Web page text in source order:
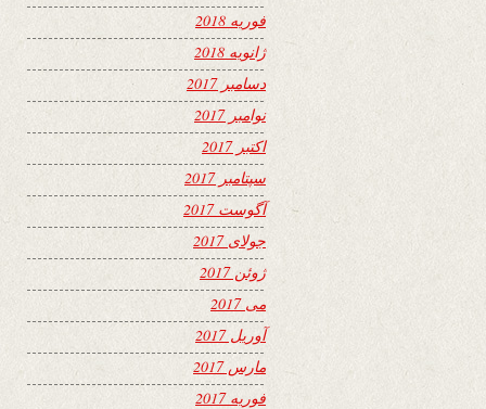
فوریه 2018
ژانویه 2018
دسامبر 2017
نوامبر 2017
اکتبر 2017
سپتامبر 2017
آگوست 2017
جولای 2017
ژوئن 2017
می 2017
آوریل 2017
مارس 2017
فوریه 2017